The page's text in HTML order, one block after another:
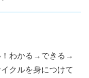
！わかる→できる→
クルを身につけて